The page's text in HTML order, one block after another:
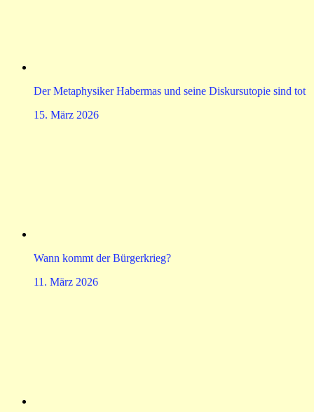
Der Metaphysiker Habermas und seine Diskursutopie sind tot
15. März 2026
Wann kommt der Bürgerkrieg?
11. März 2026